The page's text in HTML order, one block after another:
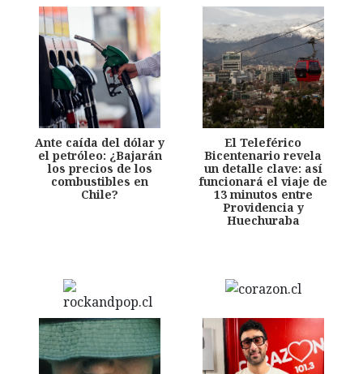
Ante caída del dólar y
el petróleo: ¿Bajarán
los precios de los
combustibles en
Chile?
El Teleférico
Bicentenario revela
un detalle clave: así
funcionará el viaje de
13 minutos entre
Providencia y
Huechuraba